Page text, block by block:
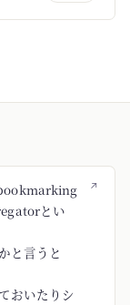
↗
とい
と言うと
おいたりシ